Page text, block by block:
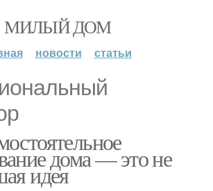
МИЛЫЙ ДОМ
новости статьи
дома — это не
идея